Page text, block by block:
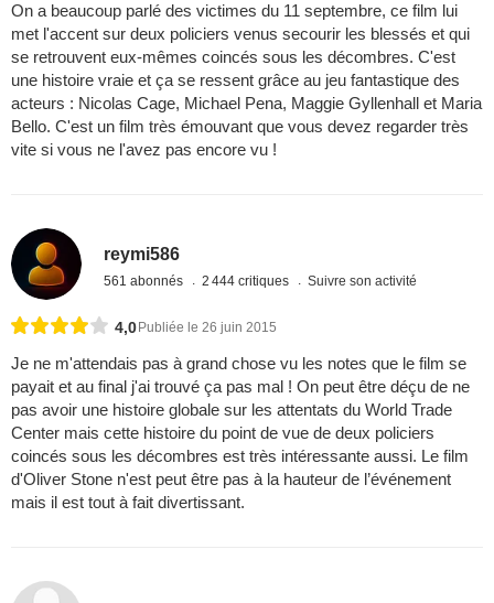
On a beaucoup parlé des victimes du 11 septembre, ce film lui
met l'accent sur deux policiers venus secourir les blessés et qui
se retrouvent eux-mêmes coincés sous les décombres. C'est
une histoire vraie et ça se ressent grâce au jeu fantastique des
acteurs : Nicolas Cage, Michael Pena, Maggie Gyllenhall et Maria
Bello. C'est un film très émouvant que vous devez regarder très
vite si vous ne l'avez pas encore vu !
reymi586
561 abonnés 2 444 critiques Suivre son activité
4,0Publiée le 26 juin 2015
Je ne m'attendais pas à grand chose vu les notes que le film se
payait et au final j'ai trouvé ça pas mal ! On peut être déçu de ne
pas avoir une histoire globale sur les attentats du World Trade
Center mais cette histoire du point de vue de deux policiers
coincés sous les décombres est très intéressante aussi. Le film
d'Oliver Stone n'est peut être pas à la hauteur de l’événement
mais il est tout à fait divertissant.